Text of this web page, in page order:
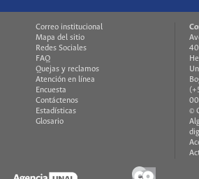
Correo institucional
Mapa del sitio
Redes Sociales
FAQ
Quejas y reclamos
Atención en línea
Encuesta
Contáctenos
Estadísticas
Glosario
©